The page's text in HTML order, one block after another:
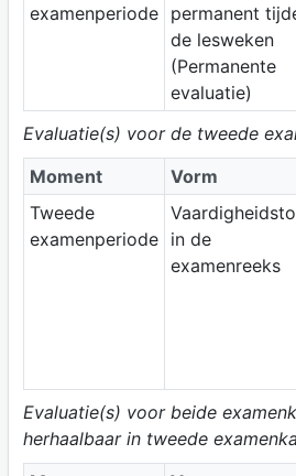
examenperiode
permanent
de lesweken
(Permanente
evaluatie)
Evaluatie(s) voor de tweede
Moment
Vorm
Tweede
examenperiode
in de
examenreeks
Evaluatie(s) voor beide
herhaalbaar in tweede